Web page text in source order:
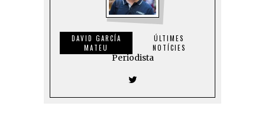
DAVID GARCÍA
MATEU
ÚLTIMES
NOTÍCIES
Periodista